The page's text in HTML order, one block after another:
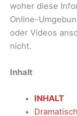
woher diese
Online-
oder Videos
nicht.
Inhalt
INHALT